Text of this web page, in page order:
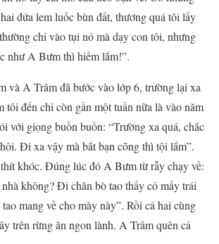
đứa lem luốc bùn đất, thương quá tôi lấy
chỉ vào tụi nó mà dạy con tôi, nhưng
như A Bưm thì hiếm lắm!”.
và A Trâm đã bước vào lớp 6, trường lại xa
tôi đến chỉ còn gần một tuần nữa là vào năm
với giọng buồn buồn: “Trường xa quá, chắc
Đi xa vậy mà bắt bạn cõng thì tội lắm”.
khóc. Đúng lúc đó A Bưm từ rẫy chạy về:
không? Đi chăn bò tao thấy có mấy trái
mang về cho mày này”. Rồi cả hai cùng
trên rừng ăn ngon lành. A Trâm quên cả